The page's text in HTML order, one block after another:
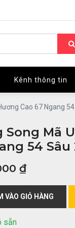
Kênh thông tin
Kênh thông tin
Cao 67 Ngang
Song Mã
54 Sâu
₫
VÀO GIỎ HÀNG
sẵn